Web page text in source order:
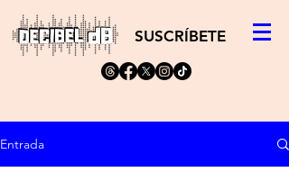
SUSCRÍBETE
Entrada